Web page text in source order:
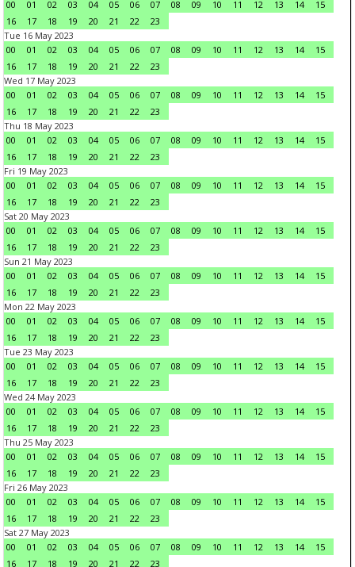
00 01 02 03 04 05 06 07 08 09 10 11 12 13 14
15
16
17 18 19 20 21 22
23
Tue 16 May 2023
00
01 02 03 04 05 06 07 08 09 10 11 12 13 14
15
16
17 18 19 20 21 22
23
Wed 17 May 2023
00
01 02 03 04 05 06 07 08 09 10 11 12 13 14
15
16
17 18 19 20 21 22
23
Thu 18 May 2023
00
01 02 03 04 05 06 07 08 09 10 11 12 13 14
15
16
17 18 19 20 21 22
23
Fri 19 May 2023
00
01 02 03 04 05 06 07 08 09 10 11 12 13 14
15
16
17 18 19 20 21 22
23
Sat 20 May 2023
00
01 02 03 04 05 06 07 08 09 10 11 12 13 14
15
16
17 18 19 20 21 22
23
Sun 21 May 2023
00
01 02 03 04 05 06 07 08 09 10 11 12 13 14
15
16
17 18 19 20 21 22
23
Mon 22 May 2023
00
01 02 03 04 05 06 07 08 09 10 11 12 13 14
15
16
17 18 19 20 21 22
23
Tue 23 May 2023
00
01 02 03 04 05 06 07 08 09 10 11 12 13 14
15
16
17 18 19 20 21 22
23
Wed 24 May 2023
00
01 02 03 04 05 06 07 08 09 10 11 12 13 14
15
16
17 18 19 20 21 22
23
Thu 25 May 2023
00
01 02 03 04 05 06 07 08 09 10 11 12 13 14
15
16
17 18 19 20 21 22
23
Fri 26 May 2023
00
01 02 03 04 05 06 07 08 09 10 11 12 13 14
15
16
17 18 19 20 21 22
23
Sat 27 May 2023
00
01 02 03 04 05 06 07 08 09 10 11 12 13 14
15
16
17 18 19 20 21 22
23